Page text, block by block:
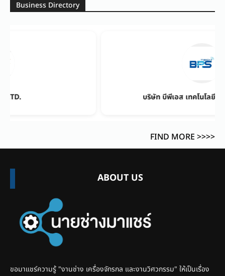
Business Directory
บริษัท บีพีเอส เทคโนโลยี จำกัด (มหาชน)
FIND MORE >>>>
ABOUT US
ขอมาแชร์ความรู้ "งานช่าง เครื่องจักรกล และงานวิศวกรรม" ให้เป็นเรื่อง